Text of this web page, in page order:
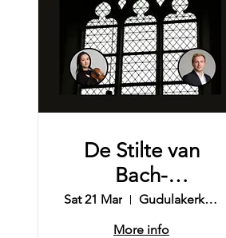
De Stilte van
Bach-
Bachweken
Lochem
Sat 21 Mar
Gudulakerk Lochem
More info